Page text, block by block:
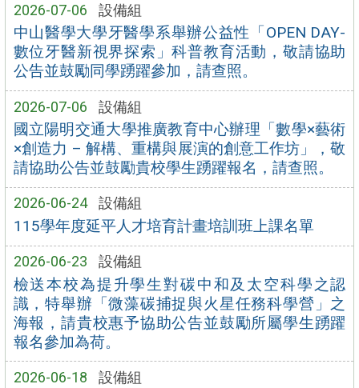
2026-07-06 設備組
中山醫學大學牙醫學系舉辦公益性「OPEN DAY-
數位牙醫新視界探索」科普教育活動，敬請協助
公告並鼓勵同學踴躍參加，請查照。
2026-07-06 設備組
國立陽明交通大學推廣教育中心辦理「數學×藝術
×創造力 – 解構、重構與展演的創意工作坊」，敬
請協助公告並鼓勵貴校學生踴躍報名，請查照。
2026-06-24 設備組
115學年度延平人才培育計畫培訓班上課名單
2026-06-23 設備組
檢送本校為提升學生對碳中和及太空科學之認
識，特舉辦「微藻碳捕捉與火星任務科學營」之
海報，請貴校惠予協助公告並鼓勵所屬學生踴躍
報名參加為荷。
2026-06-18 設備組